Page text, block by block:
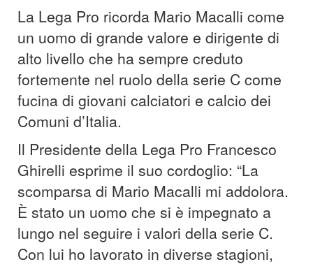
La Lega Pro ricorda Mario Macalli come
un uomo di grande valore e dirigente di
alto livello che ha sempre creduto
fortemente nel ruolo della serie C come
fucina di giovani calciatori e calcio dei
Comuni d’Italia.
Il Presidente della Lega Pro Francesco
Ghirelli esprime il suo cordoglio: “La
scomparsa di Mario Macalli mi addolora.
È stato un uomo che si è impegnato a
lungo nel seguire i valori della serie C.
Con lui ho lavorato in diverse stagioni,